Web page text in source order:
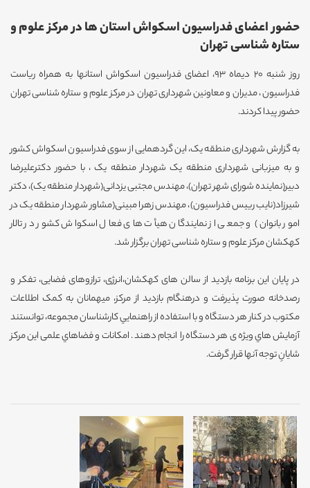
حضور اعضای فدراسیون اسکواش استان ها در مرکز علوم و
ستاره شناسی تهران
روز شنبه 20 دیماه 93، اعضای فدراسیون اسکواش استانها به همراه ریاست
فدراسیون ، مدیران و معاونین شهرداری تهران در مرکز علوم و ستاره شناسی تهران
حضور پیدا کردند.
به گزارش شهرداری منطقه یک، این گردهمایی از سوی فدراسیون اسکواش کشور
و به میزبانی شهرداری منطقه یک شهردار منطقه یک ، با حضور دکترعلیرضا
دبیر(نماینده شورای شهر تهران)، مهندس مجتبی یزدانی(شهردار منطقه یک)، دکتر
شیرزاد(نایب رییس فدراسیون)، مهندس زهرا مبینی(مشاور شهردار منطقه یک در
امور بانوان) و جمعی از نمایندگان هیأت های فعال اسکواش کشور در تالار
کهکشان مرکز علوم و ستاره شناسی تهران برگزار شد.
در پایان این برنامه بازدید از سالن های کهکشان،انرژی، ترازوهای فضایی، تفکر و
رصدخانه صورت پذیرفت و درهنگام بازدید از مرکز، میهمانان به کمک اطلاعات
مکتوب در کنار هر دستگاه و با استفاده از راهنمايي کارشناسان مجموعه، توانستند
آزمايش هاي ویژه ی هر دستگاه را انجام دهند . امکانات و فضاهاي علمی این مرکز
شایانِ توجه آنها قرار گرفت.